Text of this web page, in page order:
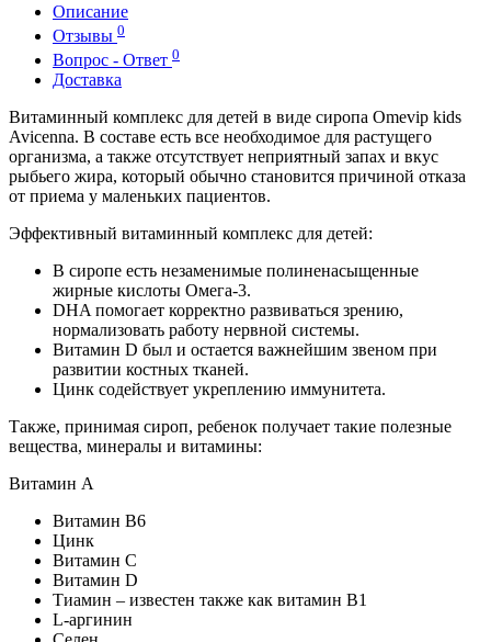
Описание
Отзывы 0
Вопрос - Ответ 0
Доставка
Витаминный комплекс для детей в виде сиропа Omevip kids
Avicenna. В составе есть все необходимое для растущего
организма, а также отсутствует неприятный запах и вкус
рыбьего жира, который обычно становится причиной отказа
от приема у маленьких пациентов.
Эффективный витаминный комплекс для детей:
В сиропе есть незаменимые полиненасыщенные
жирные кислоты Омега-3.
DHA помогает корректно развиваться зрению,
нормализовать работу нервной системы.
Витамин D был и остается важнейшим звеном при
развитии костных тканей.
Цинк содействует укреплению иммунитета.
Также, принимая сироп, ребенок получает такие полезные
вещества, минералы и витамины:
Витамин A
Витамин B6
Цинк
Витамин С
Витамин D
Тиамин – известен также как витамин В1
L-аргинин